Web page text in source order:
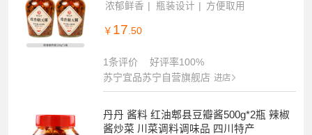
浓郁鲜香 瓶装设计 方便取用
￥ 17.50
1条评价
好评率100%
苏宁宜品苏宁自营旗舰店 进店
丹丹 酱料 红油郫县豆瓣酱500g*2瓶 辣椒
酱炒菜 川菜调料调味品 四川特产